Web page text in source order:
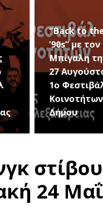
6 – 12
2026 – Σαν
θερινού
και
εισιτήριο 2
24